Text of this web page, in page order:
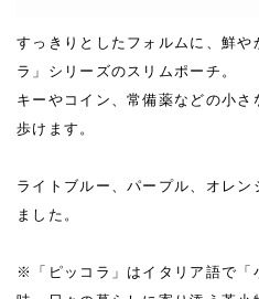
すっきりとしたフォルムに、鮮や
ラ」シリーズのスリムポーチ。
キーやコイン、常備薬などの小
歩けます。
ライトブルー、パープル、オレ
ました。
※「ピッコラ」はイタリア語で「